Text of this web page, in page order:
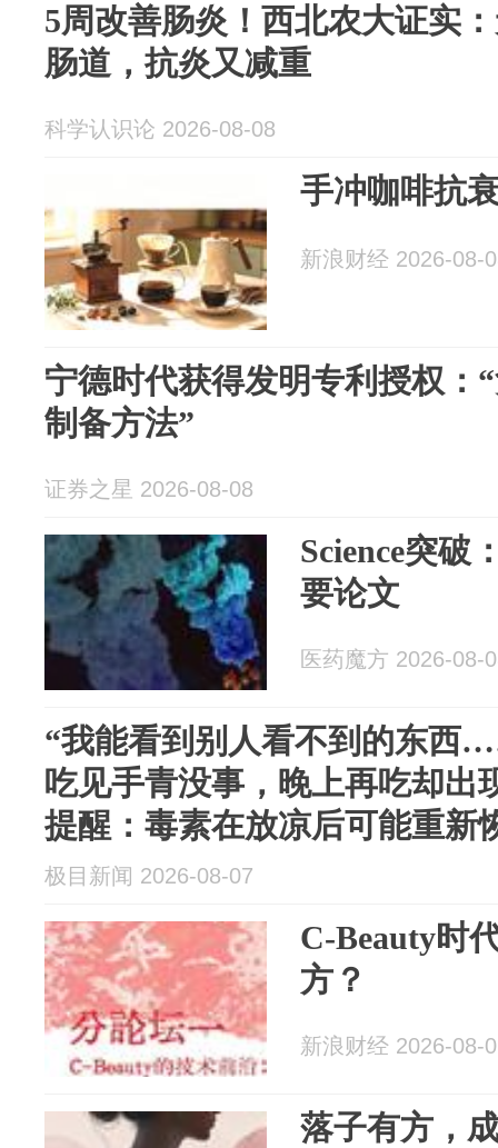
5周改善肠炎！西北农大证实
肠道，抗炎又减重
科学认识论 2026-08-08
手冲咖啡抗
新浪财经 2026-08-
宁德时代获得发明专利授权：
制备方法”
证券之星 2026-08-08
Science突破
要论文
医药魔方 2026-08-
“我能看到别人看不到的东西
吃见手青没事，晚上再吃却出
提醒：毒素在放凉后可能重新
极目新闻 2026-08-07
C-Beauty时
方？
新浪财经 2026-08-
落子有方，